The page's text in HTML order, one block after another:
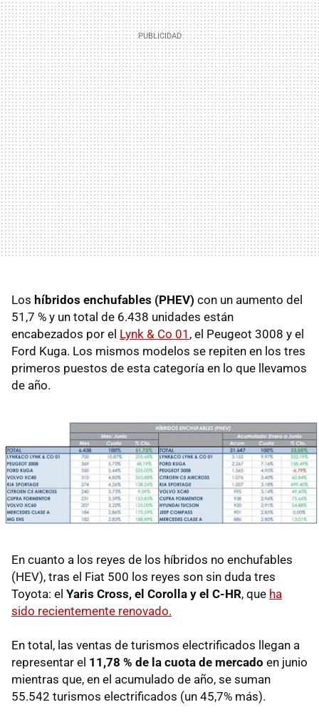
Los híbridos enchufables (PHEV) con un aumento del
51,7 % y un total de 6.438 unidades están
encabezados por el Lynk & Co 01 , el Peugeot 3008 y el
Ford Kuga. Los mismos modelos se repiten en los tres
primeros puestos de esta categoría en lo que llevamos
de año.
En cuanto a los reyes de los híbridos no enchufables
(HEV), tras el Fiat 500 los reyes son sin duda tres
Toyota: el Yaris Cross, el Corolla y el C-HR, que ha
sido recientemente renovado.
En total, las ventas de turismos electrificados llegan a
representar el 11,78 % de la cuota de mercado en junio
mientras que, en el acumulado de año, se suman
55.542 turismos electrificados (un 45,7% más).